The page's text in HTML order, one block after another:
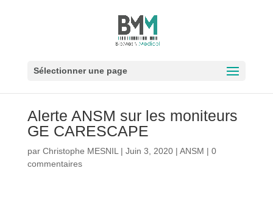
Sélectionner une page
Alerte ANSM sur les moniteurs
GE CARESCAPE
par Christophe MESNIL | Juin 3, 2020| ANSM | 0
commentaires